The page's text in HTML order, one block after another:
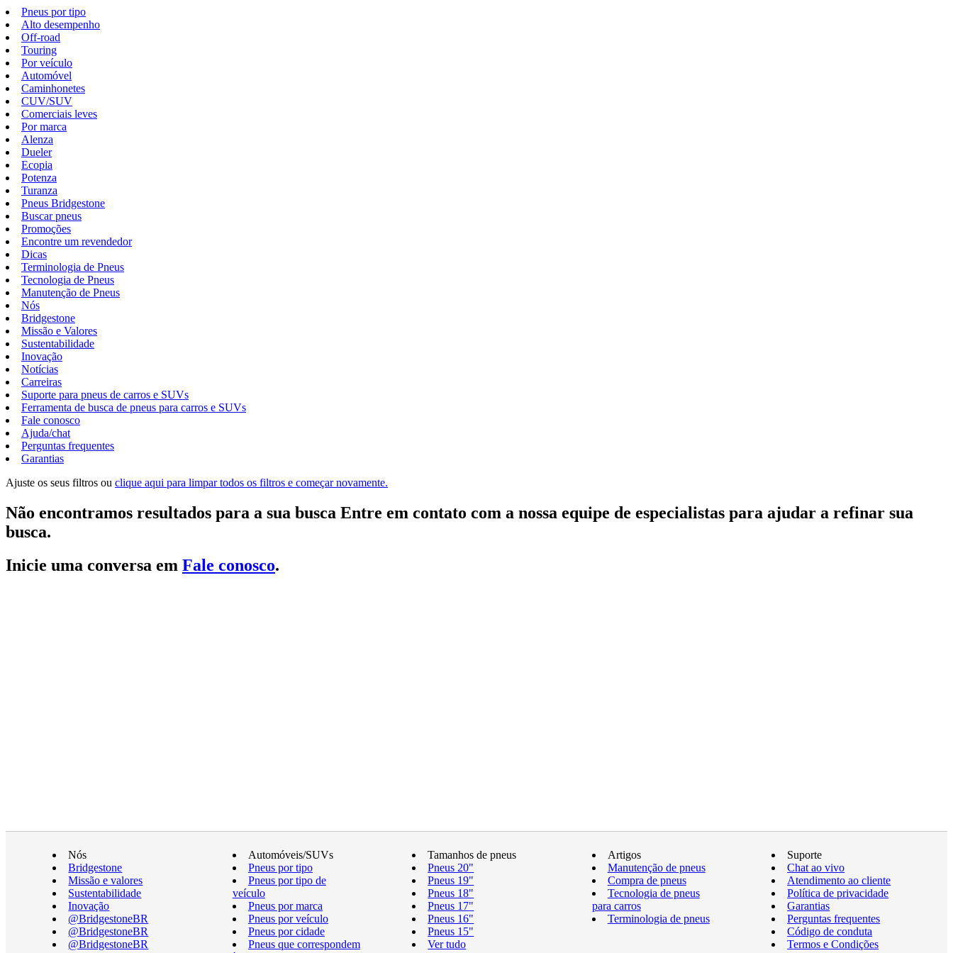
Pneus por tipo
Alto desempenho
Off-road
Touring
Por veículo
Automóvel
Caminhonetes
CUV/SUV
Comerciais leves
Por marca
Alenza
Dueler
Ecopia
Potenza
Turanza
Pneus Bridgestone
Buscar pneus
Promoções
Encontre um revendedor
Dicas
Terminologia de Pneus
Tecnologia de Pneus
Manutenção de Pneus
Nós
Bridgestone
Missão e Valores
Sustentabilidade
Inovação
Notícias
Carreiras
Suporte para pneus de carros e SUVs
Ferramenta de busca de pneus para carros e SUVs
Fale conosco
Ajuda/chat
Perguntas frequentes
Garantias
Ajuste os seus filtros ou clique aqui para limpar todos os filtros e começar novamente.
Não encontramos resultados para a sua busca Entre em contato com a nossa equipe de especialistas para ajudar a refinar sua
busca.
Inicie uma conversa em Fale conosco.
Nós
Bridgestone
Missão e valores
Sustentabilidade
Inovação
@BridgestoneBR
@BridgestoneBR
@BridgestoneBR
Automóveis/SUVs
Pneus por tipo
Pneus por tipo de
veículo
Pneus por marca
Pneus por veículo
Pneus por cidade
Pneus que correspondem
Tamanhos de pneus
Pneus 20"
Pneus 19"
Pneus 18"
Pneus 17"
Pneus 16"
Pneus 15"
Ver tudo
Artigos
Manutenção de pneus
Compra de pneus
Tecnologia de pneus
para carros
Terminologia de pneus
Suporte
Chat ao vivo
Atendimento ao cliente
Política de privacidade
Garantias
Perguntas frequentes
Código de conduta
Termos e Condições